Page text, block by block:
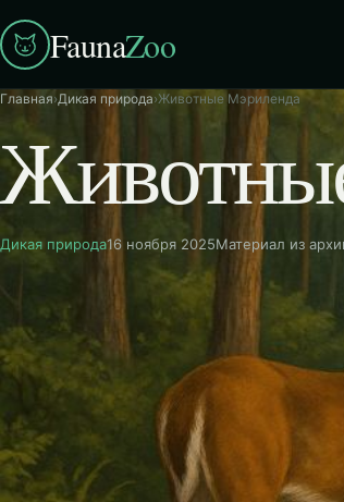
FaunaZoo
Главная›Дикая природа›Животные Мэриленда
Дикая природа16 ноября 2025Материал из